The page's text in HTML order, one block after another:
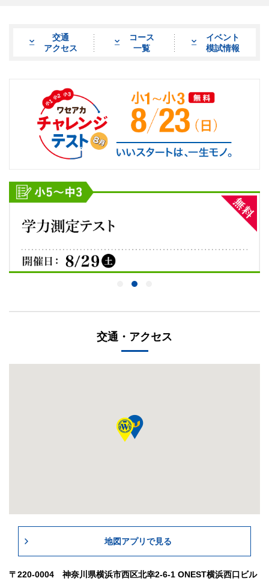
交通
アクセス
コース
一覧
イベント
模試情報
交通・アクセス
地図アプリで見る
〒220-0004 神奈川県横浜市西区北幸2-6-1 ONEST横浜西口ビル